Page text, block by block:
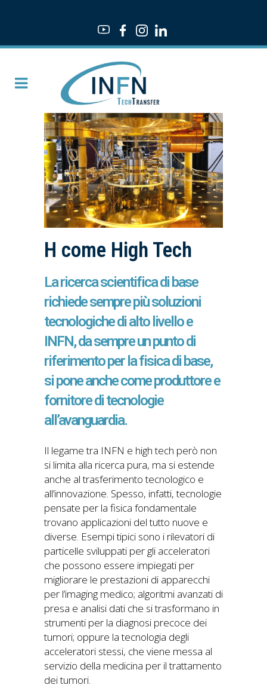
H come High Tech
La ricerca scientifica di base
richiede sempre più soluzioni
tecnologiche di alto livello e
INFN, da sempre un punto di
riferimento per la fisica di base,
si pone anche come produttore e
fornitore di tecnologie
all’avanguardia.
Il legame tra INFN e high tech però non
si limita alla ricerca pura, ma si estende
anche al trasferimento tecnologico e
all’innovazione. Spesso, infatti, tecnologie
pensate per la fisica fondamentale
trovano applicazioni del tutto nuove e
diverse. Esempi tipici sono i rilevatori di
particelle sviluppati per gli acceleratori
che possono essere impiegati per
migliorare le prestazioni di apparecchi
per l’imaging medico; algoritmi avanzati di
presa e analisi dati che si trasformano in
strumenti per la diagnosi precoce dei
tumori; oppure la tecnologia degli
acceleratori stessi, che viene messa al
servizio della medicina per il trattamento
dei tumori.